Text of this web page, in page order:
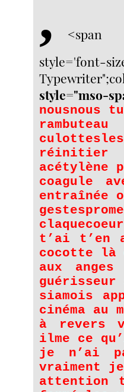
,
<span
style='font-
style="mso-
nousnous
culottesles
réinitier
acétylène
coagule
entraînée
t’ai t’en
cocotte là
aux
guérisseur
siamois
cinéma
à revers
ilme ce
je n’ai
vraiment
attention